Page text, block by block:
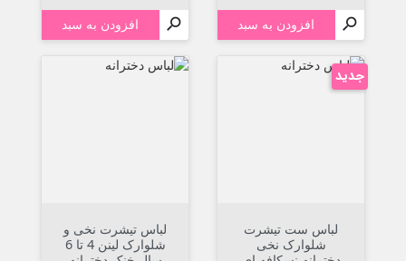
 افزودن به سبد  افزودن به سبد
لباس ست تیشرت
شلوارک نخی
جدید
لباس تیشرت نخی و
شلوارک لینن 4 تا 6